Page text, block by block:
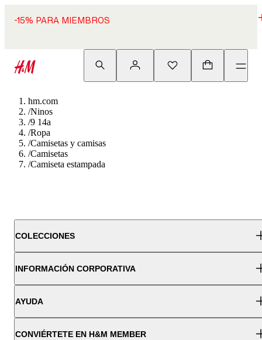
-15% PARA MIEMBROS
hm.com
/Ninos
/9 14a
/Ropa
/Camisetas y camisas
/Camisetas
/Camiseta estampada
COLECCIONES
INFORMACIÓN CORPORATIVA
AYUDA
CONVIÉRTETE EN H&M MEMBER